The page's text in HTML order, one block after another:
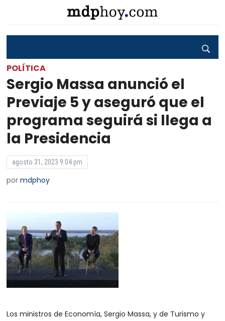
POLÍTICA
Sergio Massa anunció el
Previaje 5 y aseguró que el
programa seguirá si llega a
la Presidencia
agosto 31, 2023 9:04 pm
pormdphoy
Los ministros de Economía, Sergio Massa, y de Turismo y